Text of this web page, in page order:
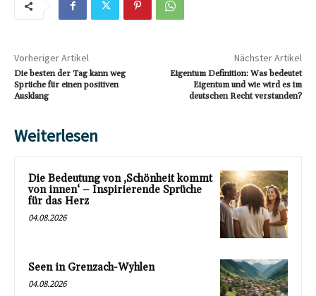
Vorheriger Artikel
Die besten der Tag kann weg
Sprüche für einen positiven
Ausklang
Nächster Artikel
Eigentum Definition: Was bedeutet
Eigentum und wie wird es im
deutschen Recht verstanden?
Weiterlesen
Die Bedeutung von ‚Schönheit kommt
von innen‘ – Inspirierende Sprüche
für das Herz
04.08.2026
Seen in Grenzach-Wyhlen
04.08.2026